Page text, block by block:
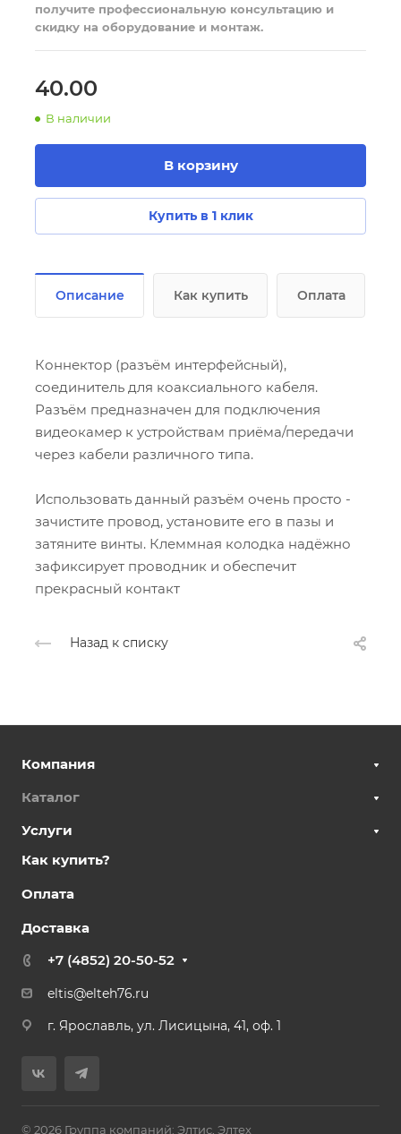
получите профессиональную консультацию и
скидку на оборудование и монтаж.
40.00
В наличии
В корзину
Купить в 1 клик
Описание Как купить Оплата
Коннектор (разъём интерфейсный),
соединитель для коаксиального кабеля.
Разъём предназначен для подключения
видеокамер к устройствам приёма/передачи
через кабели различного типа.
Использовать данный разъём очень просто -
зачистите провод, установите его в пазы и
затяните винты. Клеммная колодка надёжно
зафиксирует проводник и обеспечит
прекрасный контакт
Назад к списку
Компания
Каталог
Услуги
Как купить?
Оплата
Доставка
+7 (4852) 20-50-52
eltis@elteh76.ru
г. Ярославль, ул. Лисицына, 41, оф. 1
© 2026 Группа компаний: Элтис, Элтех